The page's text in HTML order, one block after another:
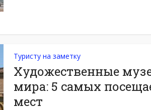
Туристу на заметку
Художественные
мира: 5 самых
мест